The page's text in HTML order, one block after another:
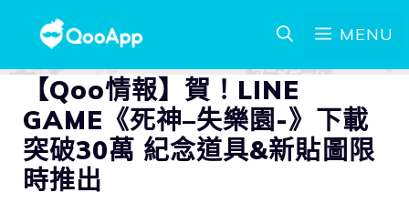
MENU
【Qoo情報】賀！LINE
GAME《死神–失樂園-》下載
突破30萬 紀念道具&新貼圖限
時推出